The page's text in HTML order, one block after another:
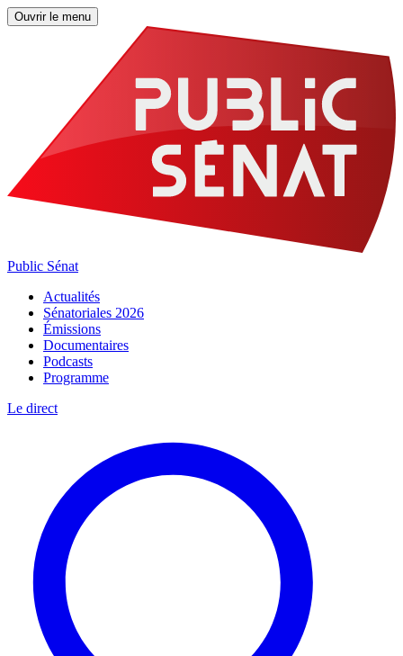
Ouvrir le menu
Public Sénat
Actualités
Sénatoriales 2026
Émissions
Documentaires
Podcasts
Programme
Le direct